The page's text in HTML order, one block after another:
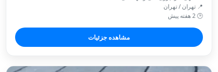
📍 تهران / تهران
🕒 2 هفته پیش
مشاهده جزئیات